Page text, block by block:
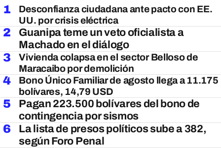
1
Desconfianza ciudadana ante pacto con EE.
UU. por crisis eléctrica
2
Guanipa teme un veto oficialista a
Machado en el diálogo
3
Vivienda colapsa en el sector Belloso de
Maracaibo por demolición
4
Bono Único Familiar de agosto llega a 11.175
bolívares, 14,79 USD
5
Pagan 223.500 bolívares del bono de
contingencia por sismos
6
La lista de presos políticos sube a 382,
según Foro Penal